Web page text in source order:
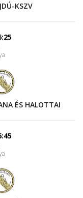
KSZV
ÉS HALOTTAI